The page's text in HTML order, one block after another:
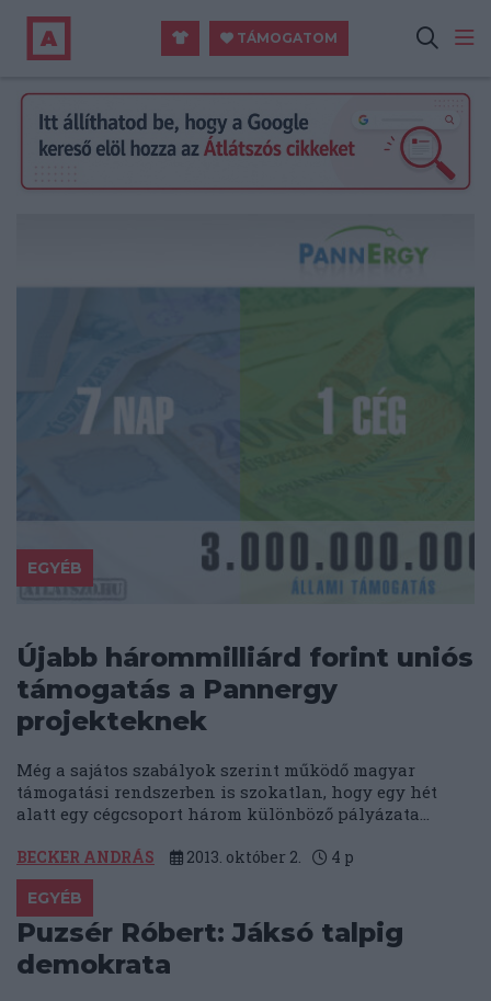
TÁMOGATOM
EGYÉB
Újabb hárommilliárd forint uniós
támogatás a Pannergy
projekteknek
Még a sajátos szabályok szerint működő magyar
támogatási rendszerben is szokatlan, hogy egy hét
alatt egy cégcsoport három különböző pályázata...
BECKER ANDRÁS 2013. október 2. 4 p
EGYÉB
Puzsér Róbert: Jáksó talpig
demokrata